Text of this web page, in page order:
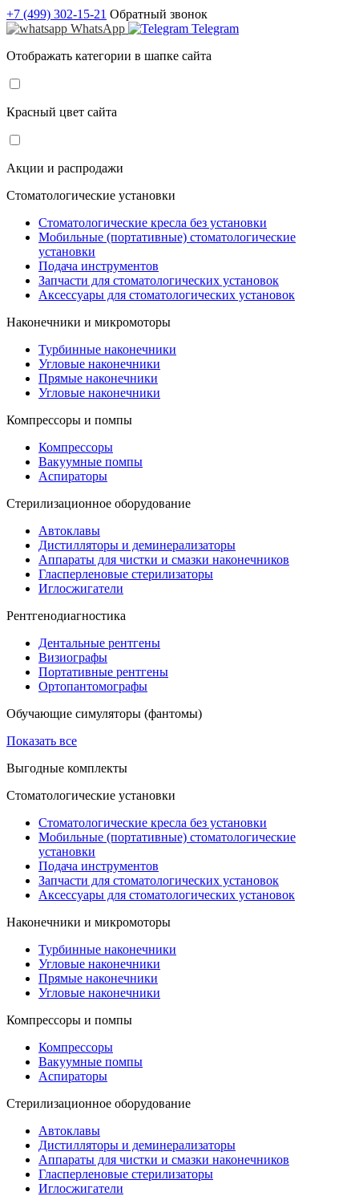
+7 (499) 302-15-21 Обратный звонок
WhatsApp
Telegram
Отображать категории в шапке сайта
Красный цвет сайта
Акции и распродажи
Стоматологические установки
Стоматологические кресла без установки
Мобильные (портативные) стоматологические
установки
Подача инструментов
Запчасти для стоматологических установок
Аксессуары для стоматологических установок
Наконечники и микромоторы
Турбинные наконечники
Угловые наконечники
Прямые наконечники
Угловые наконечники
Компрессоры и помпы
Компрессоры
Вакуумные помпы
Аспираторы
Стерилизационное оборудование
Автоклавы
Дистилляторы и деминерализаторы
Аппараты для чистки и смазки наконечников
Гласперленовые стерилизаторы
Иглосжигатели
Рентгенодиагностика
Дентальные рентгены
Визиографы
Портативные рентгены
Ортопантомографы
Обучающие симуляторы (фантомы)
Показать все
Выгодные комплекты
Стоматологические установки
Стоматологические кресла без установки
Мобильные (портативные) стоматологические
установки
Подача инструментов
Запчасти для стоматологических установок
Аксессуары для стоматологических установок
Наконечники и микромоторы
Турбинные наконечники
Угловые наконечники
Прямые наконечники
Угловые наконечники
Компрессоры и помпы
Компрессоры
Вакуумные помпы
Аспираторы
Стерилизационное оборудование
Автоклавы
Дистилляторы и деминерализаторы
Аппараты для чистки и смазки наконечников
Гласперленовые стерилизаторы
Иглосжигатели